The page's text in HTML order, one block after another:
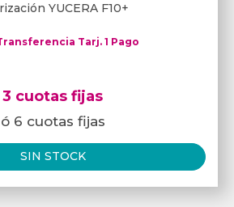
YUCERA F10+
Tarj. 1 Pago
3 cuotas fijas
ó 6 cuotas fijas
SIN STOCK